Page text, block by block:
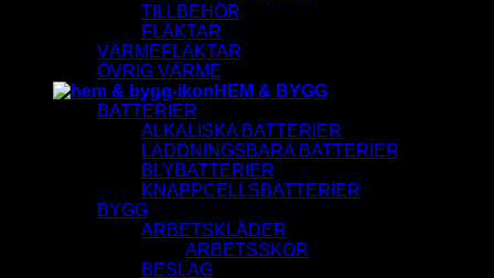
TILLBEHÖR
FLÄKTAR
VÄRMEFLÄKTAR
ÖVRIG VÄRME
HEM & BYGG
BATTERIER
ALKALISKA BATTERIER
LADDNINGSBARA BATTERIER
BLYBATTERIER
KNAPPCELLSBATTERIER
BYGG
ARBETSKLÄDER
ARBETSSKOR
BESLAG